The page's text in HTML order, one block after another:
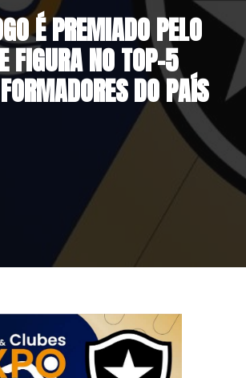
É PREMIADO PELO
FIGURA NO TOP-5
DO PAÍS